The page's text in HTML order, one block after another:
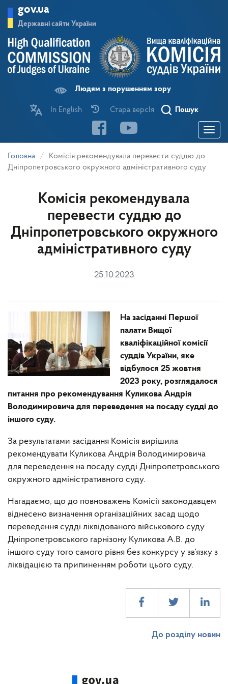
основного
матеріалу
gov.ua
Державні сайти України
Людям з порушенням зору
In English Стара версІя Пошук
Toggle
Головна
Комісія рекомендувала перевести суддю до
Дніпропетровського окружного адміністративного суду
Комісія рекомендувала
перевести суддю до
Дніпропетровського окружного
адміністративного суду
25.10.2023
На засіданні Першої
палати Вищої
кваліфікаційної комісії
суддів України, яке
відбулося 25 жовтня
2023 року, розглядалося
питання про рекомендування Куликова Андрія
Володимировича для переведення на посаду судді до
іншого суду.
За результатами засідання Комісія вирішила
рекомендувати Куликова Андрія Володимировича
для переведення на посаду судді Дніпропетровського
окружного адміністративного суду.
Нагадаємо, що до повноважень Комісії законодавцем
віднесено визначення організаційних засад щодо
переведення судді ліквідованого військового суду
Дніпропетровського гарнізону Куликова А.В. до
іншого суду того самого рівня без конкурсу у зв’язку з
ліквідацією та припиненням роботи цього суду.
До розділу новин